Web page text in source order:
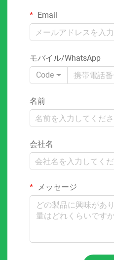
Email
モバイル/WhatsApp
Code
名前
会社名
メッセージ